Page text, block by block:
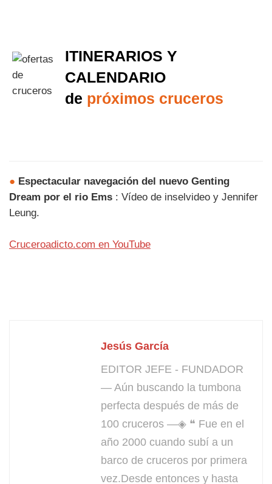
ITINERARIOS Y
CALENDARIO
de próximos cruceros
● Espectacular navegación del nuevo Genting
Dream por el rio Ems : Vídeo de inselvideo y Jennifer
Leung.
Cruceroadicto.com en YouTube
Jesús García
EDITOR JEFE - FUNDADOR
— Aún buscando la tumbona
perfecta después de más de
100 cruceros —◈ ❝ Fue en el
año 2000 cuando subí a un
barco de cruceros por primera
vez.Desde entonces y hasta